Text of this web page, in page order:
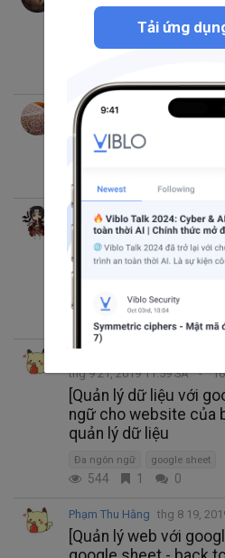
Thêm message tự
Google Sheet
Vu Long thg 12 19, 2019
Sử dụng Google
Tran Thanh Tam
thg 10 19, 2019 3:42 CH
1
Thao tác với google
trong Ruby on Rails
google sheet Google Sheet API
thg 9 21, 2019 11:59 SA
[Quản lý dữ liệu với
ngữ cho website của
quản lý dữ liệu
Đa ngôn ngữ google sheet
544 1 0
Phạm Thu Hằng thg 8 19,
[Quản lý web với
Tải ứng